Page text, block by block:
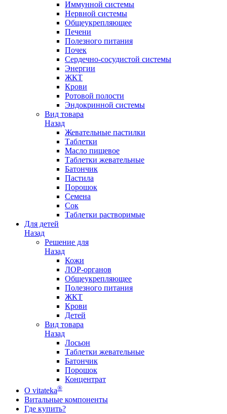
Иммунной системы
Нервной системы
Общеукрепляющее
Печени
Полезного питания
Почек
Сердечно-сосудистой системы
Энергии
ЖКТ
Крови
Ротовой полости
Эндокринной системы
Вид товара
Назад
Жевательные пастилки
Таблетки
Масло пищевое
Таблетки жевательные
Батончик
Пастила
Порошок
Семена
Сок
Таблетки растворимые
Для детей
Назад
Решение для
Назад
Кожи
ЛОР-органов
Общеукрепляющее
Полезного питания
ЖКТ
Крови
Детей
Вид товара
Назад
Лосьон
Таблетки жевательные
Батончик
Порошок
Концентрат
О vitateka®
Витальные компоненты
Где купить?